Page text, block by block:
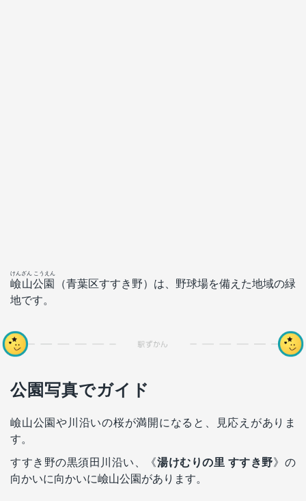
嶮山公園
けんざん こうえん
（青葉区すすき野）は、野球場を備えた地域の緑
地です。
公園写真でガイド
嶮山公園や川沿いの桜が満開になると、見応えがありま
す。
すすき野の黒須田川沿い、《湯けむりの里 すすき野》の
向かいに向かいに嶮山公園があります。